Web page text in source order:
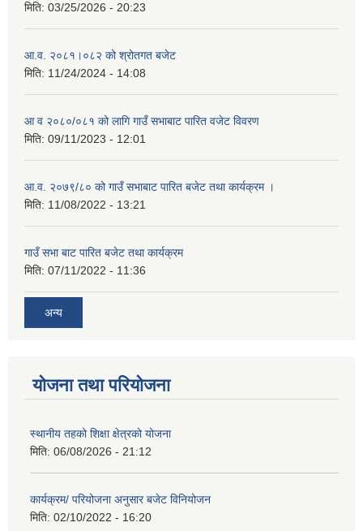
मिति: 03/25/2026 - 20:23
आ.व. २०८१।०८२ को श्रोतगत बजेट
मिति: 11/24/2024 - 14:08
आ व २०८०/०८१ को लागि गाउँ सभाबाट पारित वजेट विवरण
मिति: 09/11/2023 - 12:01
आ.व. २०७९/८० को गाउँ सभाबाट पारित बजेट तथा कार्यक्रम ।
मिति: 11/08/2022 - 13:21
गाउँ सभा बाट पारित बजेट तथा कार्यक्रम
मिति: 07/11/2022 - 11:36
अन्य
योजना तथा परियोजना
स्थानीय तहको शिक्षा क्षेत्रको योजना
मिति: 06/08/2026 - 21:12
कार्यक्रम/ परियोजना अनुसार बजेट विनियोजन
मिति: 02/10/2022 - 16:20